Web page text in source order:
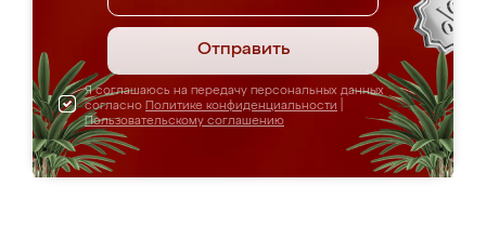
Отправить
Я соглашаюсь на передачу персональных данных
согласно Политике конфиденциальности
Пользовательскому соглашению